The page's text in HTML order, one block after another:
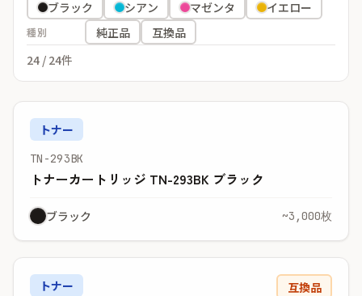
ブラック シアン マゼンタ イエロー
種別 純正品
互換品
24 / 24件
トナー
TN-293BK
トナーカートリッジ TN-293BK ブラック
ブラック ~3,000枚
トナー 互換品